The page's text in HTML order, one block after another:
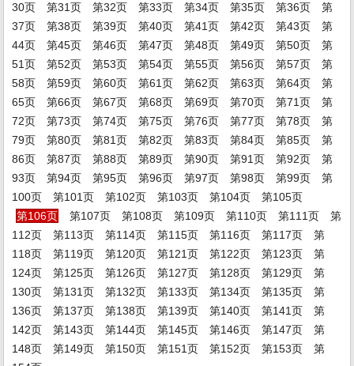
30页
第31页 第32页 第33页 第34页 第35页 第36页
第
37页
第38页 第39页 第40页 第41页 第42页 第43页
第
44页
第45页 第46页 第47页 第48页 第49页 第50页
第
51页
第52页 第53页 第54页 第55页 第56页 第57页
第
58页
第59页 第60页 第61页 第62页 第63页 第64页
第
65页
第66页 第67页 第68页 第69页 第70页 第71页
第
72页
第73页 第74页 第75页 第76页 第77页 第78页
第
79页
第80页 第81页 第82页 第83页 第84页 第85页
第
86页
第87页 第88页 第89页 第90页 第91页 第92页
第
93页
第94页 第95页 第96页 第97页 第98页 第99页
第
100页
第101页 第102页 第103页 第104页
第105页
第106页
第107页 第108页 第109页 第110页 第111页
第
112页
第113页 第114页 第115页 第116页 第117页
第
118页
第119页 第120页 第121页 第122页 第123页
第
124页
第125页 第126页 第127页 第128页 第129页
第
130页
第131页 第132页 第133页 第134页 第135页
第
136页
第137页 第138页 第139页 第140页 第141页
第
142页
第143页 第144页 第145页 第146页 第147页
第
148页
第149页 第150页 第151页 第152页 第153页
第